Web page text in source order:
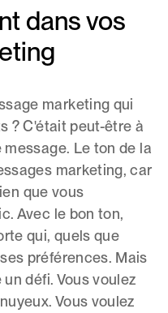
dans vos
marketing qui
? C'était peut-être à
Le ton de la
marketing, car
que vous
Avec le bon ton,
qui, quels que
préférences. Mais
défi. Vous voulez
Vous voulez